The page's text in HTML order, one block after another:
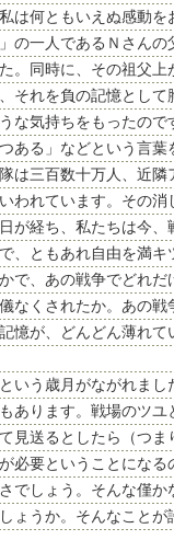
は何ともいえぬ感動を
の一人であるＮさんの
。同時に、その祖父上
それを負の記憶として
な気持ちをもったので
る」などという言葉
三百数十万人、近隣
われています。その消
が経ち、私たちは今、
、ともあれ自由を満キ
で、あの戦争でどれだ
なくされたか。あの戦
憶が、どんどん薄れて
う歳月がながれまし
あります。戦場のツユ
見送るとしたら（つま
必要ということになる
でしょう。そんな僅か
ょうか。そんなことが